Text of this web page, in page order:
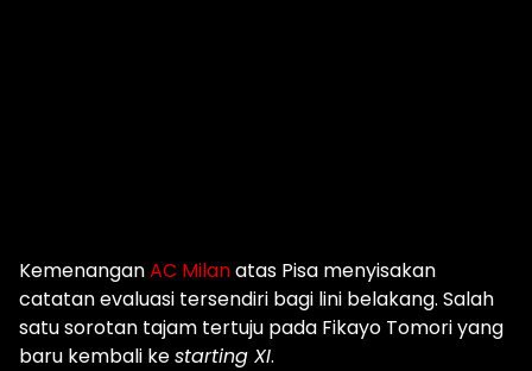
KemenanganAC Milanatas Pisa menyisakan
catatan evaluasi tersendiri bagi lini belakang. Salah
satu sorotan tajam tertuju pada Fikayo Tomori yang
baru kembali kestarting XI.